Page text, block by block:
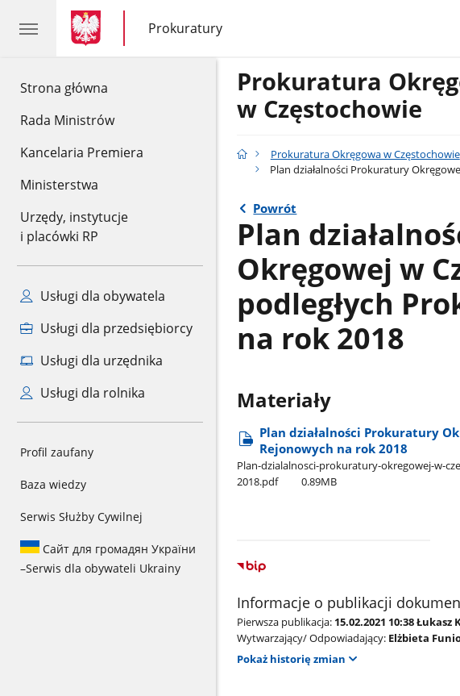
Strona główna
Rada Ministrów
Kancelaria Premiera
Ministerstwa
Urzędy, instytucje
i placówki RP
Usługi dla obywatela
Usługi dla przedsiębiorcy
Usługi dla urzędnika
Usługi dla rolnika
Profil zaufany
Baza wiedzy
Serwis Służby Cywilnej
Сайт для громадян України
–Serwis dla obywateli Ukrainy
gov.pl
gov.pl
Prokuratury
gov.pl
Prokuratury
Prokuratura
w Częstochowie
Prokuratura Okręgowa w Częstochowie
Plan działalności Prokuratury
Powrót
Plan
Okręgowej w
podległych
na rok 2018
Materiały
Plan działalności Prokuratury
Rejonowych na rok 2018
Plan-dzialalnosci-prokuratury-okregowej-w-
2018.pdf
0.89MB
Informacje o publikacji
Pierwsza publikacja: 15.02.2021 10:38 Łukasz
Wytwarzający/ Odpowiadający: Elżbieta
Pokaż historię zmian